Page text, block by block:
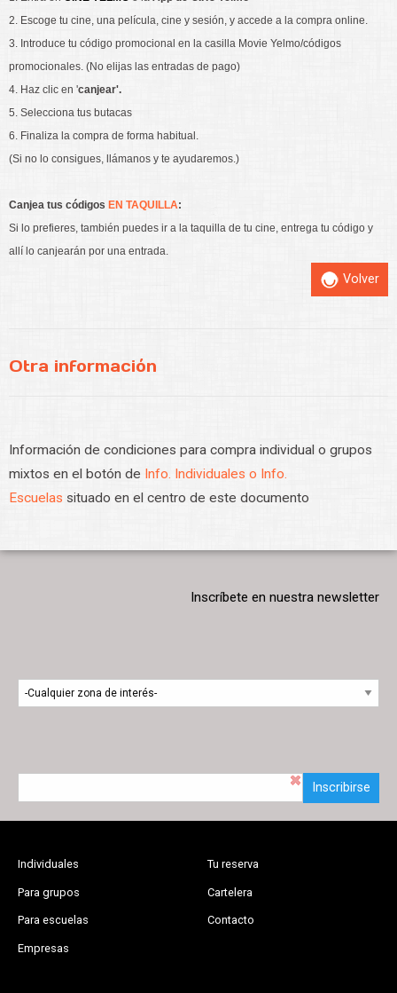
2. Escoge tu cine, una película, cine y sesión, y accede a la compra online.
3. Introduce tu código promocional en la casilla Movie Yelmo/códigos
promocionales. (No elijas las entradas de pago)
4. Haz clic en 'canjear'.
5. Selecciona tus butacas
6. Finaliza la compra de forma habitual.
(Si no lo consigues, llámanos y te ayudaremos.)
Canjea tus códigos EN TAQUILLA:
Si lo prefieres, también puedes ir a la taquilla de tu cine, entrega tu código y
allí lo canjearán por una entrada.
Volver
Otra información
Información de condiciones para compra individual o grupos
mixtos en el botón de Info. Individuales o Info.
Escuelas situado en el centro de este documento
Inscríbete en nuestra newsletter
Inscribirse
Individuales
Para grupos
Para escuelas
Empresas
Tu reserva
Cartelera
Contacto